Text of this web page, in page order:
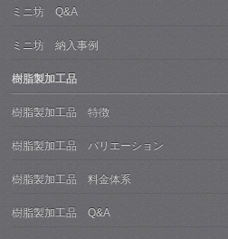
ミニ坊 Q&A
ミニ坊 納入事例
樹脂製加工品
樹脂製加工品 特徴
樹脂製加工品 バリエーション
樹脂製加工品 料金体系
樹脂製加工品 Q&A